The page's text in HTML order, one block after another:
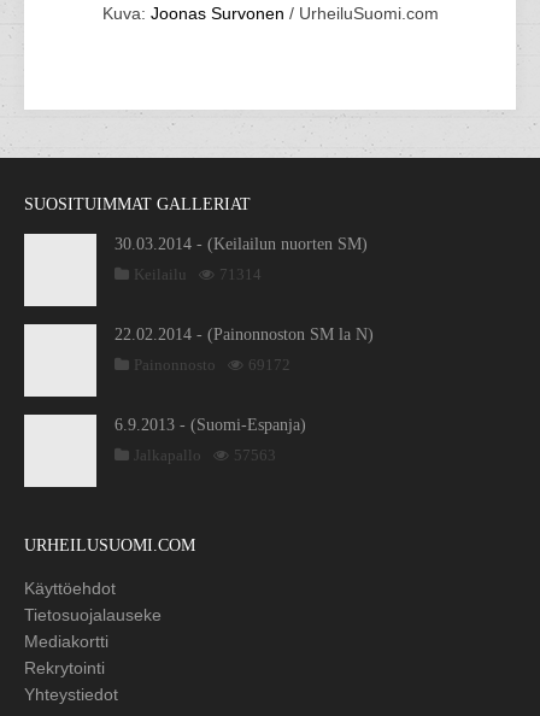
Kuva: Joonas Survonen / UrheiluSuomi.com
SUOSITUIMMAT GALLERIAT
30.03.2014 - (Keilailun nuorten SM)
Keilailu
71314
22.02.2014 - (Painonnoston SM la N)
Painonnosto
69172
6.9.2013 - (Suomi-Espanja)
Jalkapallo
57563
URHEILUSUOMI.COM
Käyttöehdot
Tietosuojalauseke
Mediakortti
Rekrytointi
Yhteystiedot